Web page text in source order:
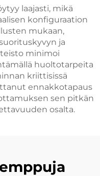
laajasti, mikä
konfiguraation
mukaan,
ja
minimoi
huoltotarpeita
kriittisissä
ennakkotapaus
sen pitkän
osalta.